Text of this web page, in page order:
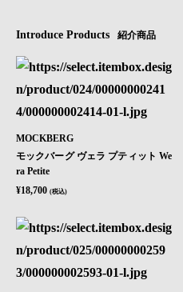
Introduce Products 紹介商品
MOCKBERG
モックバーグ ヴェラ プティット We
ra Petite
¥18,700 (税込)